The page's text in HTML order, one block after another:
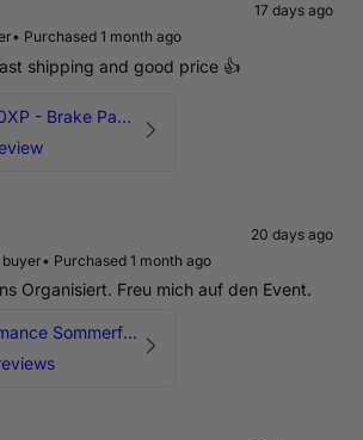
17 days ago
• Purchased 1 month ago
shipping and good price 👍
DB15030XP - Brake Pads Xtreme Performance | Front Axle
20 days ago
• Purchased 1 month ago
Organisiert. Freu mich auf den Event.
HPerformance Sommerfest 2026